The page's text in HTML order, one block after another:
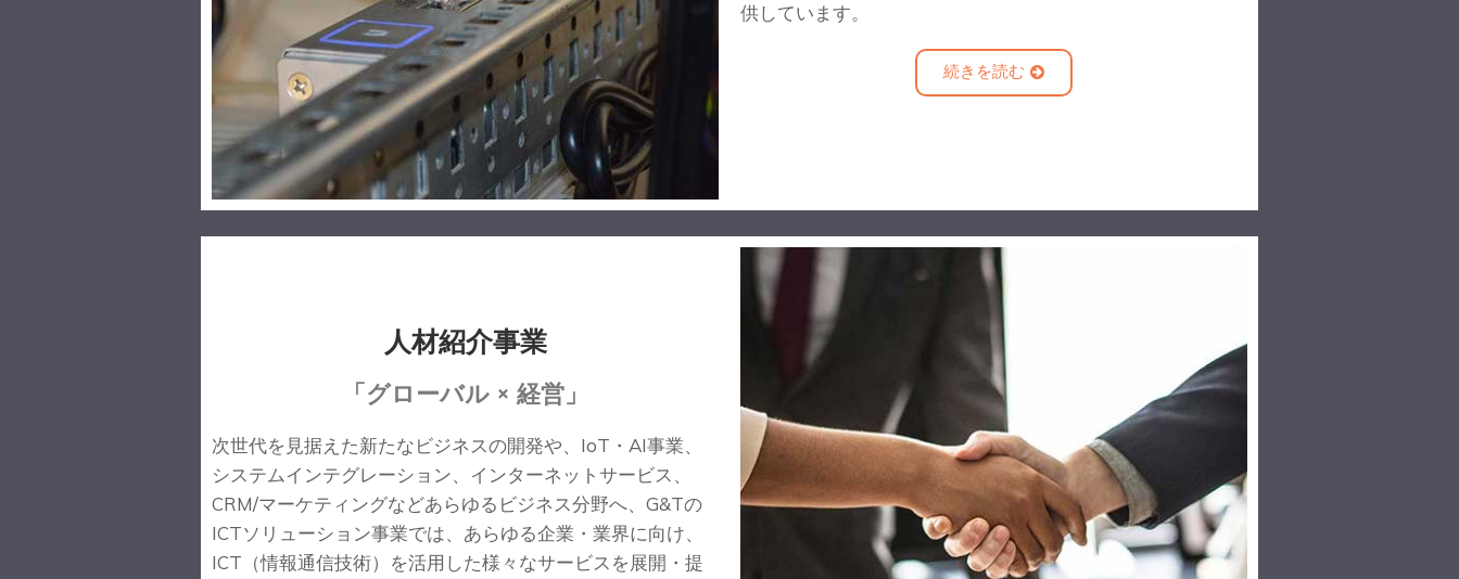
供しています。
続きを読む
人材紹介事業
「グローバル × 経営」
次世代を見据えた新たなビジネスの開発や、IoT・AI事業、
システムインテグレーション、インターネットサービス、
CRM/マーケティングなどあらゆるビジネス分野へ、G&Tの
ICTソリューション事業では、あらゆる企業・業界に向け、
ICT（情報通信技術）を活用した様々なサービスを展開・提